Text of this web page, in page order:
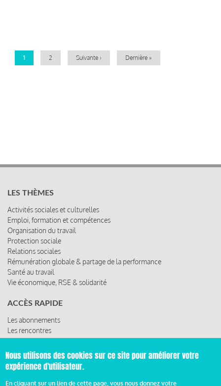
Page
1 Page
2
Page
Suivante ›
Dernière
Dernière »
LES THÈMES
Activités sociales et culturelles
Emploi, formation et compétences
Organisation du travail
Protection sociale
Relations sociales
Rémunération globale & partage de la performance
Santé au travail
Vie économique, RSE & solidarité
ACCÈS RAPIDE
Les abonnements
Les rencontres
Les ressources
© 2019 Miroir Social - Réalisé parCafffeine
Nous utilisons des cookies sur ce site pour améliorer votre
expérience d'utilisateur.
En cliquant sur un lien de cette page, vous nous donnez votre